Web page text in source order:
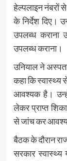
हेल्पलाइन नंबरों
के निर्देश दिए।
उपलब्ध कराना
उपलब्ध कराना।
उनियाल ने
कहा कि स्वास्थ्य
आवश्यक है।
लेकर प्राप्त
से जांच कर
बैठक के दौरान
सरकार स्वास्थ्य